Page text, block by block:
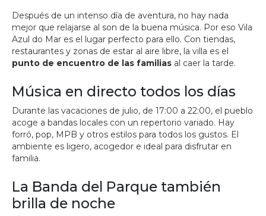
Después de un intenso día de aventura, no hay nada
mejor que relajarse al son de la buena música. Por eso Vila
Azul do Mar es el lugar perfecto para ello. Con tiendas,
restaurantes y zonas de estar al aire libre, la villa es el
punto de encuentro de las familias al caer la tarde.
Música en directo todos los días
Durante las vacaciones de julio, de 17:00 a 22:00, el pueblo
acoge a bandas locales con un repertorio variado. Hay
forró, pop, MPB y otros estilos para todos los gustos. El
ambiente es ligero, acogedor e ideal para disfrutar en
familia.
La Banda del Parque también
brilla de noche